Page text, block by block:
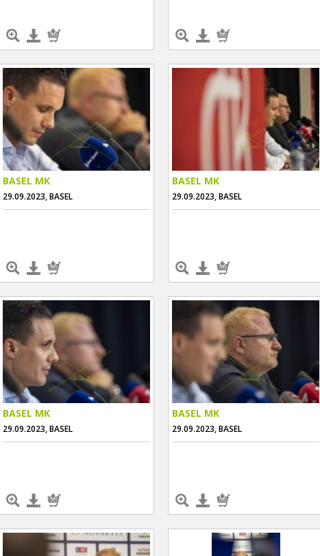
BASEL MK
29.09.2023, BASEL
BASEL MK
29.09.2023, BASEL
BASEL MK
29.09.2023, BASEL
BASEL MK
29.09.2023, BASEL